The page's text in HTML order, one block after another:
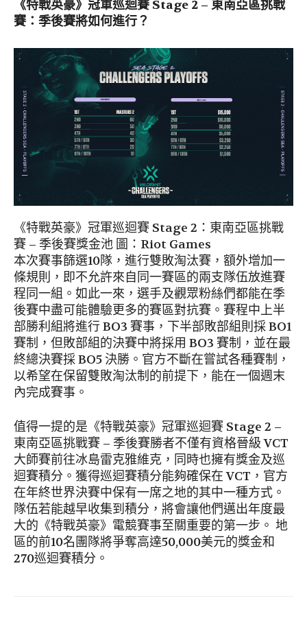
《特戰英豪》冠軍巡迴賽Stage 2 – 東南亞區挑戰
賽： 季後賽將如何進行？
《特戰英豪》冠軍巡迴賽 Stage 2：東南亞區挑戰
賽 – 季後賽獎金池 圖：Riot Games
本次賽事篩選10隊，進行雙敗淘汰賽，額外增加一
條規則，即不允許來自同一賽區的兩支隊伍放進賽
程同一組。如此一來，選手及觀眾粉絲們都能在季
後賽中盡可能體驗更多的賽區對抗賽。賽程中上半
部勝利組將進行 BO3 賽事，下半部敗部組則採 BO1
賽制，但敗部組的決賽中將採用 BO3 賽制，並在最
終總決賽採 BO5 決勝。官方不斷在嘗試各種賽制，
以希望在保留雙敗淘汰制的前提下，能在一個週末
內完成賽事。
值得一提的是《特戰英豪》冠軍巡迴賽 Stage 2 –
東南亞區挑戰賽 – 季後賽勝者不僅有資格晉級 VCT
大師賽前往冰島雷克雅維克，同時也擁有獎金及巡
迴賽積分。獲得巡迴賽積分能夠確保在 VCT，官方
在年終世界決賽中保有一席之地的其中一種方式。
隊伍若能越早收集到積分，將會讓他們邁出年度最
大的《特戰英豪》電競賽事至關重要的第一步。 地
區的前10名團隊將爭奪高達50,000美元的獎金和
270巡迴賽積分。